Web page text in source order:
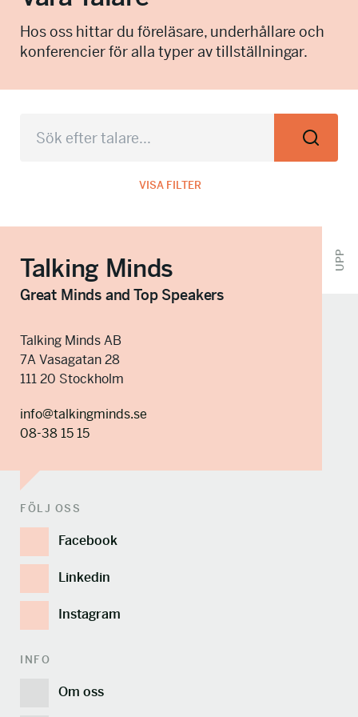
info@talkingminds.se
Hos oss hittar du föreläsare, underhållare och
konferencier för alla typer av tillställningar.
VISA FILTER
Talking Minds
Great Minds and Top Speakers
Talking Minds AB
7A Vasagatan 28
111 20 Stockholm
info@talkingminds.se
08-38 15 15
UPP
FÖLJ OSS
Facebook
Linkedin
Instagram
INFO
Om oss